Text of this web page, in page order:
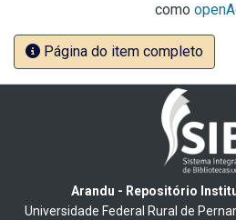
como
Página do item completo
Arandu - Repositório
Universidade Federal Rural de